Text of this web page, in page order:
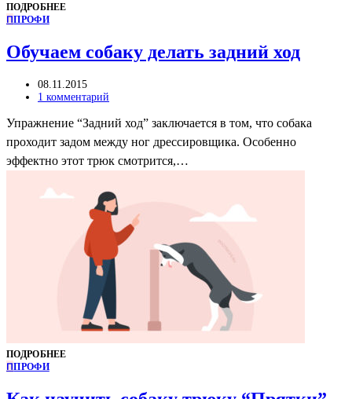
ПОДРОБНЕЕ
ППРОФИ
Обучаем собаку делать задний ход
08.11.2015
1 комментарий
Упражнение “Задний ход” заключается в том, что собака
проходит задом между ног дрессировщика. Особенно
эффектно этот трюк смотрится,…
ПОДРОБНЕЕ
ППРОФИ